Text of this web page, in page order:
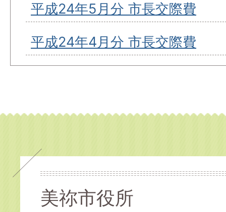
平成24年5月分 市長交際費
平成24年4月分 市長交際費
美祢市役所